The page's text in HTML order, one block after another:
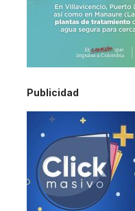
Publicidad